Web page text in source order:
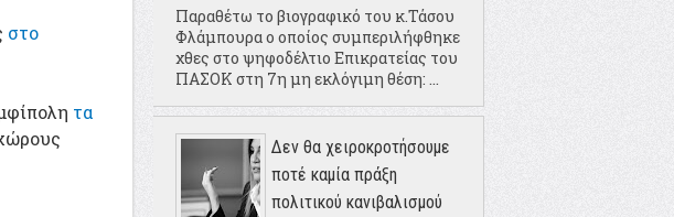
στο
τα
Παραθέτω το βιογραφικό του κ.Τάσου
Φλάμπουρα ο οποίος συμπεριλήφθηκε
χθες στο ψηφοδέλτιο Επικρατείας του
ΠΑΣΟΚ στη 7η μη εκλόγιμη θέση: ...
Δεν θα χειροκροτήσουμε
ποτέ καμία πράξη
πολιτικού κανιβαλισμού